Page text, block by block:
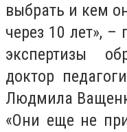
выбрать и кем
через 10 лет», –
экспертизы
доктор
Людмила
«Они еще не